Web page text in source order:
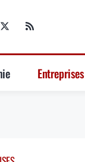
Entreprises